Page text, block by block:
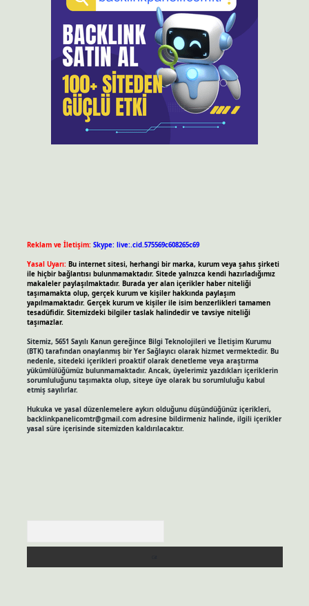
Reklam ve İletişim: Skype: live:.cid.575569c608265c69
Yasal Uyarı: Bu internet sitesi, herhangi bir marka, kurum veya şahıs şirketi
ile hiçbir bağlantısı bulunmamaktadır. Sitede yalnızca kendi hazırladığımız
makaleler paylaşılmaktadır. Burada yer alan içerikler haber niteliği
taşımamakta olup, gerçek kurum ve kişiler hakkında paylaşım
yapılmamaktadır. Gerçek kurum ve kişiler ile isim benzerlikleri tamamen
tesadüfidir. Sitemizdeki bilgiler taslak halindedir ve tavsiye niteliği
taşımazlar.
Sitemiz, 5651 Sayılı Kanun gereğince Bilgi Teknolojileri ve İletişim Kurumu
(BTK) tarafından onaylanmış bir Yer Sağlayıcı olarak hizmet vermektedir. Bu
nedenle, sitedeki içerikleri proaktif olarak denetleme veya araştırma
yükümlülüğümüz bulunmamaktadır. Ancak, üyelerimiz yazdıkları içeriklerin
sorumluluğunu taşımakta olup, siteye üye olarak bu sorumluluğu kabul
etmiş sayılırlar.
Hukuka ve yasal düzenlemelere aykırı olduğunu düşündüğünüz içerikleri,
backlinkpanelicomtr@gmail.comadresine bildirmeniz halinde, ilgili içerikler
yasal süre içerisinde sitemizden kaldırılacaktır.